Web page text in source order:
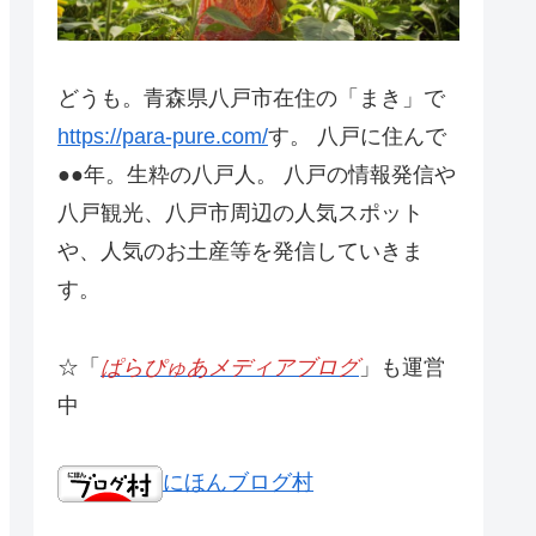
どうも。青森県八戸市在住の「まき」で
https://para-pure.com/す。 八戸に住んで
●●年。生粋の八戸人。 八戸の情報発信や
八戸観光、八戸市周辺の人気スポット
や、人気のお土産等を発信していきま
す。
☆「 ぱらぴゅあメディアブログ」も運営
中
にほんブログ村